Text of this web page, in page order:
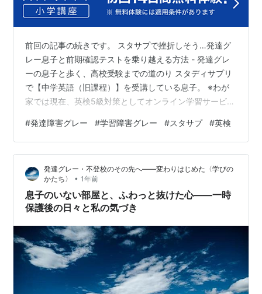
前回の記事の続きです。 スタサプで挫折しそう…発達グ
レー息子と前期確認テストを乗り越える方法 - 発達グレ
ーの息子と歩く、高校受験までの道のり スタディサプリ
で【中学英語（旧課程）】を受講している息子。 ※わが
家では現在、英検5級対策としてオンライン学習サービス
います。 塾に通うよりも費用が安く、プロ講師の授業を
何度でも見られるので自宅学習にはとても助かっていま
す。 ▶ スタディサプリ公式サイトはこちら 第12講は
「前期確認テスト」で、講座前半の内容をまとめて確認
する回でした。 この講座では、 まずテキストの問題を自
分で解く その後に授業を聞い…
#発達障害グレー #学習障害グレー #スタサプ #英検
発達グレー・不登校のその先へ——変わりはじめた〈学びの
かたち〉
• 1年前
息子のいない部屋と、ふわっと抜けた心——一時
保護後の日々と私の気づき